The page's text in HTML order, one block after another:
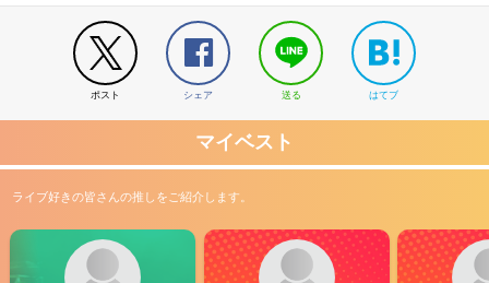
ポスト シェア 送る はてブ
マイベスト
ライブ好きの皆さんの推しをご紹介します。